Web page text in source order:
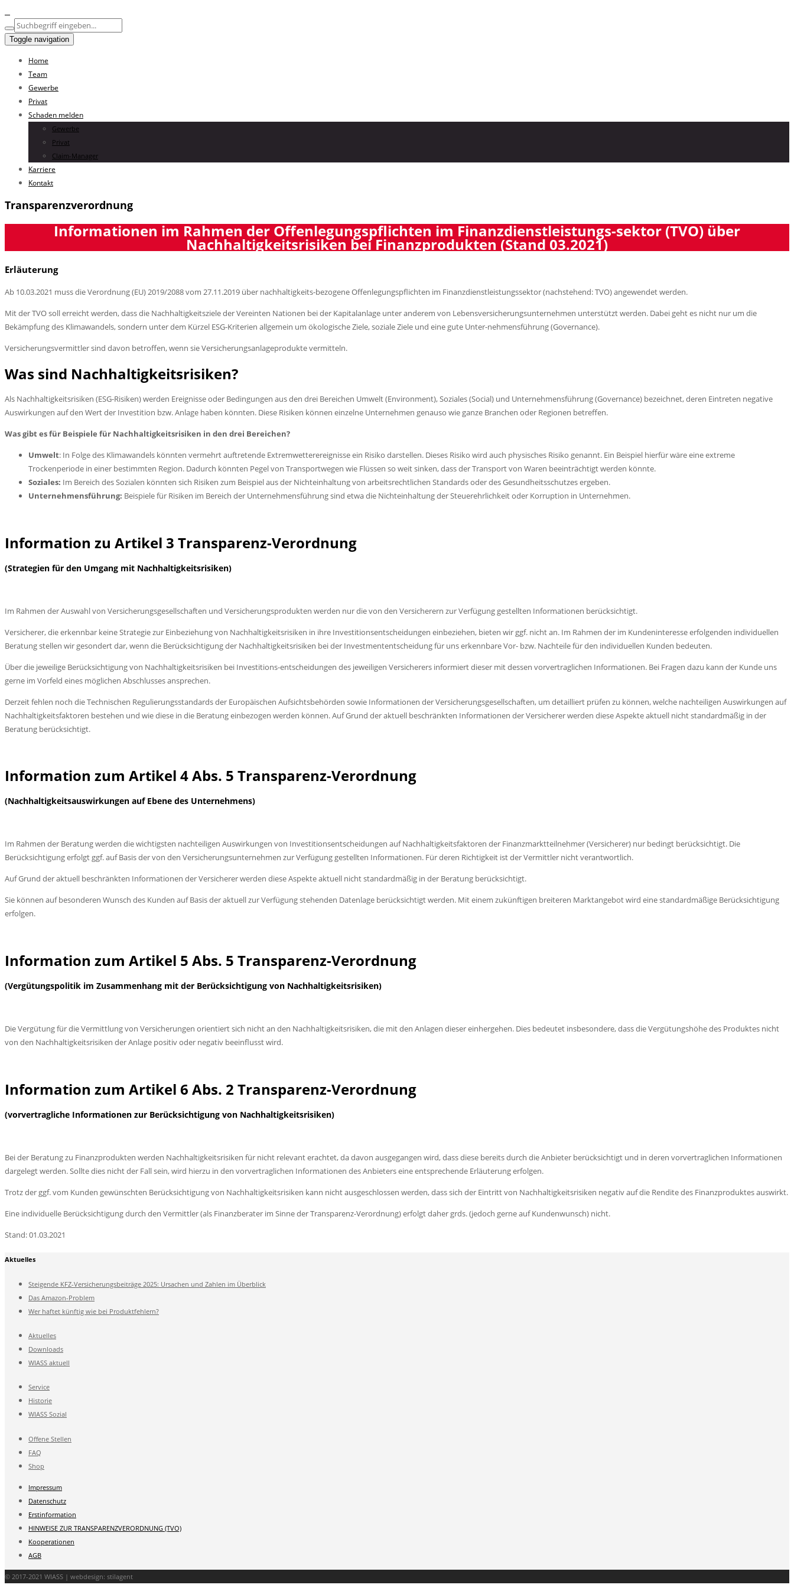
Toggle navigation
Home
Team
Gewerbe
Privat
Schaden melden
Gewerbe
Privat
Claim-Manager
Karriere
Kontakt
Transparenzverordnung
Informationen im Rahmen der Offenlegungspflichten im Finanzdienstleistungs-sektor (TVO) über
Nachhaltigkeitsrisiken bei Finanzprodukten (Stand 03.2021)
Erläuterung
Ab 10.03.2021 muss die Verordnung (EU) 2019/2088 vom 27.11.2019 über nachhaltigkeits-bezogene Offenlegungspflichten im Finanzdienstleistungssektor (nachstehend: TVO) angewendet werden.
Mit der TVO soll erreicht werden, dass die Nachhaltigkeitsziele der Vereinten Nationen bei der Kapitalanlage unter anderem von Lebensversicherungsunternehmen unterstützt werden. Dabei geht es nicht nur um die
Bekämpfung des Klimawandels, sondern unter dem Kürzel ESG-Kriterien allgemein um ökologische Ziele, soziale Ziele und eine gute Unter-nehmensführung (Governance).
Versicherungsvermittler sind davon betroffen, wenn sie Versicherungsanlageprodukte vermitteln.
Was sind Nachhaltigkeitsrisiken?
Als Nachhaltigkeitsrisiken (ESG-Risiken) werden Ereignisse oder Bedingungen aus den drei Bereichen Umwelt (Environment), Soziales (Social) und Unternehmensführung (Governance) bezeichnet, deren Eintreten negative
Auswirkungen auf den Wert der Investition bzw. Anlage haben könnten. Diese Risiken können einzelne Unternehmen genauso wie ganze Branchen oder Regionen betreffen.
Was gibt es für Beispiele für Nachhaltigkeitsrisiken in den drei Bereichen?
Umwelt: In Folge des Klimawandels könnten vermehrt auftretende Extremwetterereignisse ein Risiko darstellen. Dieses Risiko wird auch physisches Risiko genannt. Ein Beispiel hierfür wäre eine extreme
Trockenperiode in einer bestimmten Region. Dadurch könnten Pegel von Transportwegen wie Flüssen so weit sinken, dass der Transport von Waren beeinträchtigt werden könnte.
Soziales: Im Bereich des Sozialen könnten sich Risiken zum Beispiel aus der Nichteinhaltung von arbeitsrechtlichen Standards oder des Gesundheitsschutzes ergeben.
Unternehmensführung: Beispiele für Risiken im Bereich der Unternehmensführung sind etwa die Nichteinhaltung der Steuerehrlichkeit oder Korruption in Unternehmen.
Information zu Artikel 3 Transparenz-Verordnung
(Strategien für den Umgang mit Nachhaltigkeitsrisiken)
Im Rahmen der Auswahl von Versicherungsgesellschaften und Versicherungsprodukten werden nur die von den Versicherern zur Verfügung gestellten Informationen berücksichtigt.
Versicherer, die erkennbar keine Strategie zur Einbeziehung von Nachhaltigkeitsrisiken in ihre Investitionsentscheidungen einbeziehen, bieten wir ggf. nicht an. Im Rahmen der im Kundeninteresse erfolgenden individuellen
Beratung stellen wir gesondert dar, wenn die Berücksichtigung der Nachhaltigkeitsrisiken bei der Investmententscheidung für uns erkennbare Vor- bzw. Nachteile für den individuellen Kunden bedeuten.
Über die jeweilige Berücksichtigung von Nachhaltigkeitsrisiken bei Investitions-entscheidungen des jeweiligen Versicherers informiert dieser mit dessen vorvertraglichen Informationen. Bei Fragen dazu kann der Kunde uns
gerne im Vorfeld eines möglichen Abschlusses ansprechen.
Derzeit fehlen noch die Technischen Regulierungsstandards der Europäischen Aufsichtsbehörden sowie Informationen der Versicherungsgesellschaften, um detailliert prüfen zu können, welche nachteiligen Auswirkungen auf
Nachhaltigkeitsfaktoren bestehen und wie diese in die Beratung einbezogen werden können. Auf Grund der aktuell beschränkten Informationen der Versicherer werden diese Aspekte aktuell nicht standardmäßig in der
Beratung berücksichtigt.
Information zum Artikel 4 Abs. 5 Transparenz-Verordnung
(Nachhaltigkeitsauswirkungen auf Ebene des Unternehmens)
Im Rahmen der Beratung werden die wichtigsten nachteiligen Auswirkungen von Investitionsentscheidungen auf Nachhaltigkeitsfaktoren der Finanzmarktteilnehmer (Versicherer) nur bedingt berücksichtigt. Die
Berücksichtigung erfolgt ggf. auf Basis der von den Versicherungsunternehmen zur Verfügung gestellten Informationen. Für deren Richtigkeit ist der Vermittler nicht verantwortlich.
Auf Grund der aktuell beschränkten Informationen der Versicherer werden diese Aspekte aktuell nicht standardmäßig in der Beratung berücksichtigt.
Sie können auf besonderen Wunsch des Kunden auf Basis der aktuell zur Verfügung stehenden Datenlage berücksichtigt werden. Mit einem zukünftigen breiteren Marktangebot wird eine standardmäßige Berücksichtigung
erfolgen.
Information zum Artikel 5 Abs. 5 Transparenz-Verordnung
(Vergütungspolitik im Zusammenhang mit der Berücksichtigung von Nachhaltigkeitsrisiken)
Die Vergütung für die Vermittlung von Versicherungen orientiert sich nicht an den Nachhaltigkeitsrisiken, die mit den Anlagen dieser einhergehen. Dies bedeutet insbesondere, dass die Vergütungshöhe des Produktes nicht
von den Nachhaltigkeitsrisiken der Anlage positiv oder negativ beeinflusst wird.
Information zum Artikel 6 Abs. 2 Transparenz-Verordnung
(vorvertragliche Informationen zur Berücksichtigung von Nachhaltigkeitsrisiken)
Bei der Beratung zu Finanzprodukten werden Nachhaltigkeitsrisiken für nicht relevant erachtet, da davon ausgegangen wird, dass diese bereits durch die Anbieter berücksichtigt und in deren vorvertraglichen Informationen
dargelegt werden. Sollte dies nicht der Fall sein, wird hierzu in den vorvertraglichen Informationen des Anbieters eine entsprechende Erläuterung erfolgen.
Trotz der ggf. vom Kunden gewünschten Berücksichtigung von Nachhaltigkeitsrisiken kann nicht ausgeschlossen werden, dass sich der Eintritt von Nachhaltigkeitsrisiken negativ auf die Rendite des Finanzproduktes auswirkt.
Eine individuelle Berücksichtigung durch den Vermittler (als Finanzberater im Sinne der Transparenz-Verordnung) erfolgt daher grds. (jedoch gerne auf Kundenwunsch) nicht.
Stand: 01.03.2021
Aktuelles
Steigende KFZ-Versicherungsbeiträge 2025: Ursachen und Zahlen im Überblick
Das Amazon-Problem
Wer haftet künftig wie bei Produktfehlern?
Aktuelles
Downloads
WIASS aktuell
Service
Historie
WIASS Sozial
Offene Stellen
FAQ
Shop
Impressum
Datenschutz
Erstinformation
HINWEISE ZUR TRANSPARENZVERORDNUNG (TVO)
Kooperationen
AGB
© 2017-2021 WIASS | webdesign: stilagent